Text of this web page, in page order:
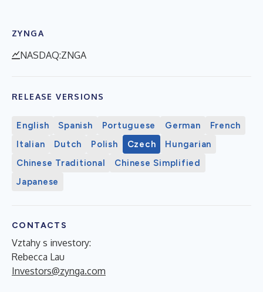
ZYNGA
NASDAQ:ZNGA
RELEASE VERSIONS
English Spanish Portuguese German
French
Italian
Dutch Polish Czech
Hungarian
Chinese Traditional
Chinese Simplified
Japanese
CONTACTS
Vztahy s investory:
Rebecca Lau
Investors@zynga.com